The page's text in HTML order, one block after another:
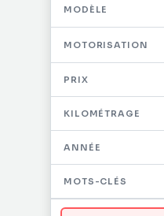
MODÈLE
MOTORISATION
PRIX
KILOMÉTRAGE
ANNÉE
MOTS-CLÉS